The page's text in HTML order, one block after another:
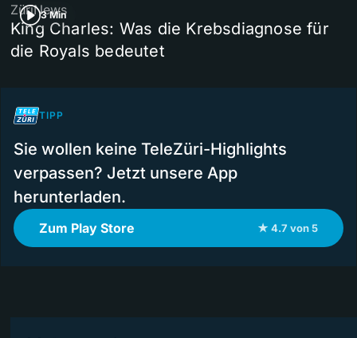
3 Min
ZüriNews
King Charles: Was die Krebsdiagnose für
die Royals bedeutet
TIPP
Sie wollen keine TeleZüri-Highlights
verpassen? Jetzt unsere App
herunterladen.
Zum Play Store ★ 4.7 von 5